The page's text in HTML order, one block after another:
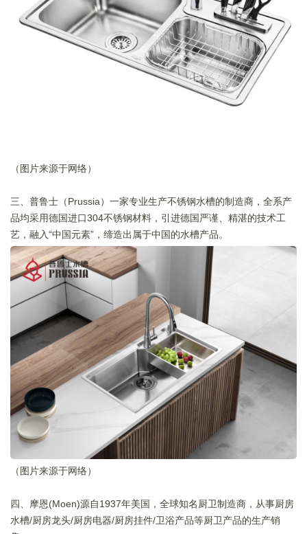
（图片来源于网络）
三、普鲁士（Prussia）一家专业生产不锈钢水槽的制造商，全系产
品均采用德国进口304不锈钢材料，引进德国严谨、精湛的技术工
艺，融入“中国元素”，缔造出属于中国的水槽产品。
（图片来源于网络）
四、摩恩(Moen)源自1937年美国，全球知名厨卫制造商，从事厨房
水槽/厨房龙头/厨房电器/厨房挂件/卫浴产品等厨卫产品的生产销